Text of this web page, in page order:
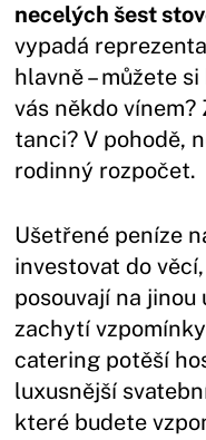
necelých šest
vypadá
hlavně – můžete
vás někdo
tanci? V pohodě,
rodinný rozpočet.
Ušetřené peníze
investovat do
posouvají na
zachytí
catering potěší
luxusnější
které budete